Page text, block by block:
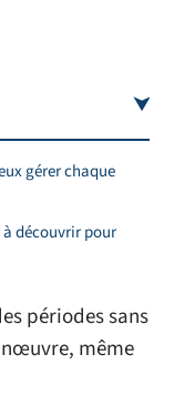
gérer chaque
découvrir pour
périodes sans
même